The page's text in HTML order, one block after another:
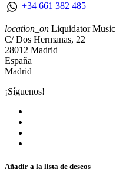
+34 661 382 485
location_on Liquidator Music
C/ Dos Hermanas, 22
28012 Madrid
España
Madrid
¡Síguenos!
Añadir a la lista de deseos